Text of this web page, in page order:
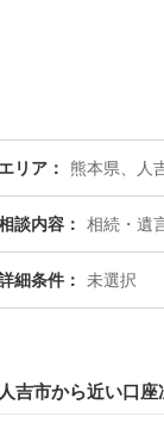
エリア 熊本県、人
談内容 相続・遺
細条件 未選択
人吉市から近い口